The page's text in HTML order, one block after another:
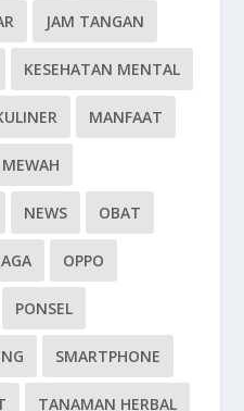
JAM TANGAN
KESEHATAN MENTAL
MANFAAT
NEWS OBAT
OPPO
PONSEL
SMARTPHONE
TANAMAN HERBAL